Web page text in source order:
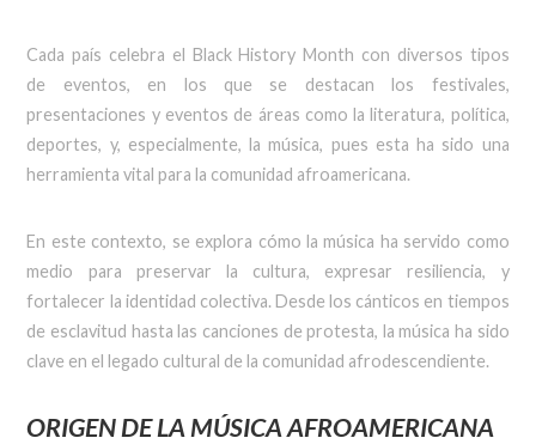
Cada país celebra el Black History Month con diversos tipos
de eventos, en los que se destacan los festivales,
presentaciones y eventos de áreas como la literatura, política,
deportes, y, especialmente, la música, pues esta ha sido una
herramienta vital para la comunidad afroamericana.
En este contexto, se explora cómo la música ha servido como
medio para preservar la cultura, expresar resiliencia, y
fortalecer la identidad colectiva. Desde los cánticos en tiempos
de esclavitud hasta las canciones de protesta, la música ha sido
clave en el legado cultural de la comunidad afrodescendiente.
ORIGEN DE LA MÚSICA AFROAMERICANA